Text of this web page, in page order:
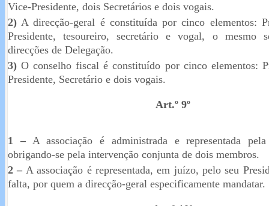
Vice-Presidente, dois Secretários e dois vogais.
2) A direcção-geral é constituída por cinco elementos:
Presidente, tesoureiro, secretário e vogal, o mesmo
direcções de Delegação.
3) O conselho fiscal é constituído por cinco elementos:
Presidente, Secretário e dois vogais.
Art.º 9º
1 –A associação é administrada e representada pela
obrigando-se pela intervenção conjunta de dois membros.
2 – A associação é representada, em juízo, pelo seu
falta, por quem a direcção-geral especificamente mandatar.